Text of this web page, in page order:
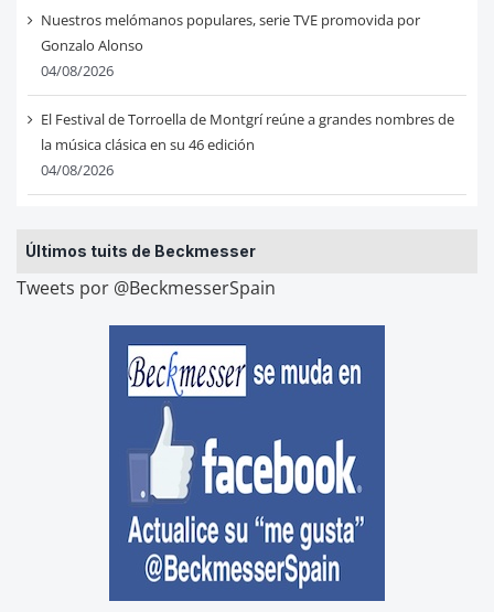
Nuestros melómanos populares, serie TVE promovida por
Gonzalo Alonso
04/08/2026
El Festival de Torroella de Montgrí reúne a grandes nombres de
la música clásica en su 46 edición
04/08/2026
Últimos tuits de Beckmesser
Tweets por @BeckmesserSpain